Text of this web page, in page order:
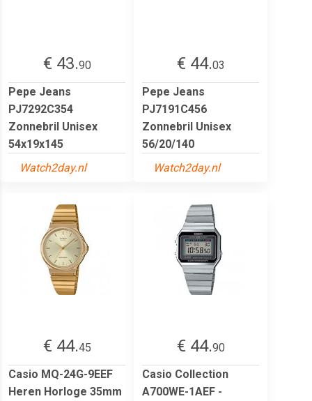
€ 43.90
Pepe Jeans
PJ7292C354
Zonnebril Unisex
54x19x145
Watch2day.nl
€ 44.03
Pepe Jeans
PJ7191C456
Zonnebril Unisex
56/20/140
Watch2day.nl
€ 44.45
Casio MQ-24G-9EEF
Heren Horloge 35mm
€ 44.90
Casio Collection
A700WE-1AEF -